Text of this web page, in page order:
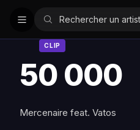
CLIP
50 000
Mercenaire feat. Vatos